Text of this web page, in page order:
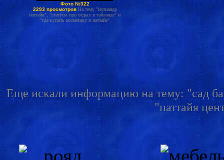
Фото №322
2293 просмотров На тему "ихтиандр
паттайя", "статусы про отдых в тайланде" и
"где купить косметику в паттайе"
Еще искали информацию на тему: "сад
"паттайя